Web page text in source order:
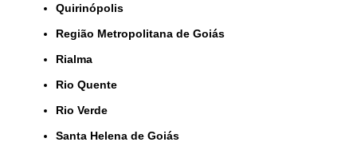
Quirinópolis
Região Metropolitana de Goiás
Rialma
Rio Quente
Rio Verde
Santa Helena de Goiás